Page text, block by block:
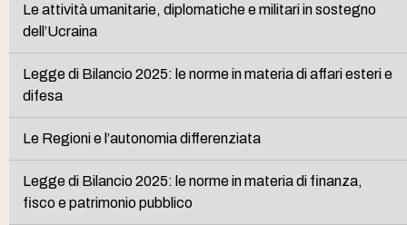
Le attività umanitarie, diplomatiche e militari in sostegno
dell’Ucraina
Legge di Bilancio 2025: le norme in materia di affari esteri e
difesa
Le Regioni e l’autonomia differenziata
Legge di Bilancio 2025: le norme in materia di finanza,
fisco e patrimonio pubblico